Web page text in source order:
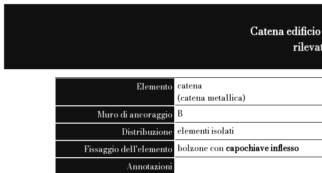
Catena
Elemento catena
(catena metallica)
Muro di ancoraggio B
Distribuzione elementi isolati
Fissaggio dell'elemento bolzone con capochiave inflesso
Annotazioni